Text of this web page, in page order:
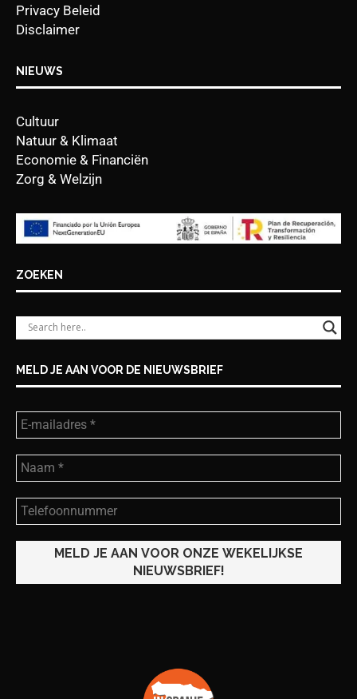
Privacy Beleid
Disclaimer
NIEUWS
Cultuur
Natuur & Klimaat
Economie & Financiën
Zorg & Welzijn
ZOEKEN
MELD JE AAN VOOR DE NIEUWSBRIEF